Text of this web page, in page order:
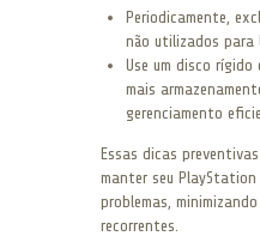
Periodicamente,
não utilizados para
Use um disco
mais
gerenciamento
Essas dicas
manter seu
problemas,
recorrentes.